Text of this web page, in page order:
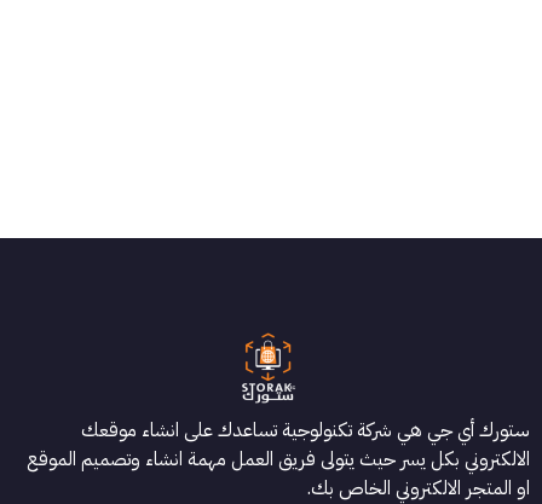
ستورك أي جي هي شركة تكنولوجية تساعدك على انشاء موقعك
الالكتروني بكل يسر حيث يتولى فريق العمل مهمة انشاء وتصميم الموقع
او المتجر الالكتروني الخاص بك.